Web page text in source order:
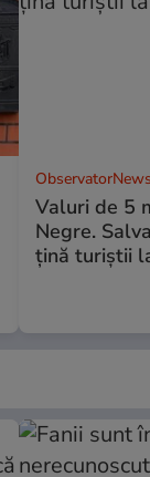
Valuri de 5
Negre.
ţină turiştii